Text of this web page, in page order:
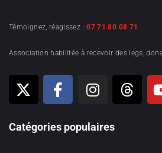
Témoignez, réagissez :07 71 80 08 71
Association habilitée à recevoir des legs,
Catégories populaires